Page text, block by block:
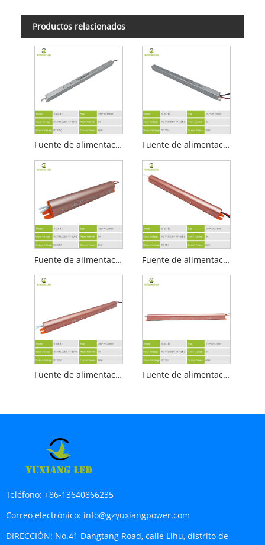
Productos relacionados
Fuente de alimentación LED ultradelgada de 12v 5a Fuente de alimentación LED ultradelgada de 12v 3a
Fuente de alimentación LED ultradelgada dorada 12v2a Fuente de alimentación LED ultradelgada dorada 12v3a
Fuente de alimentación LED ultradelgada dorada 12v4a Fuente de alimentación LED ultradelgada dorada 12v5a
Teléfono: +86-13640866235
Correo electrónico: info@gzyuxiangpower.com
DIRECCIÓN: No.41 Dangtang Road, calle Lihu, distrito de